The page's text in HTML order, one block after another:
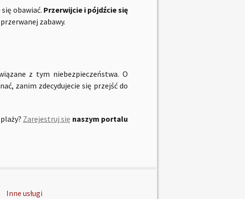
obawiać. Przerwijcie i pójdźcie się
zabawy.
z tym niebezpieczeństwa. O
zanim zdecydujecie się przejść do
Zarejestruj się naszym portalu
Inne usługi